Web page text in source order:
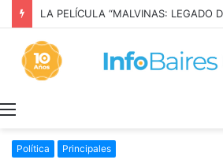
Política Principales